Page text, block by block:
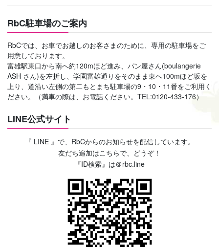
RbC駐車場のご案内
RbCでは、お車でお越しのお客さまのために、専用の駐車場をご
用意しております。
富雄駅東口から南へ約120mほど進み、パン屋さん(boulangerie
ASH さん)を左折し、学園富雄通りをそのまま東へ100mほど坂を
上り、道沿い左側の第二もとまち駐車場の9・10・11番をご利用く
ださい。（満車の際は、お電話ください。TEL:0120-433-176）
LINE公式サイト
『 LINE 』で、RbCからのお知らせを配信しています。
友だち追加はこちらで、どうぞ！
『ID検索』は＠rbc.line